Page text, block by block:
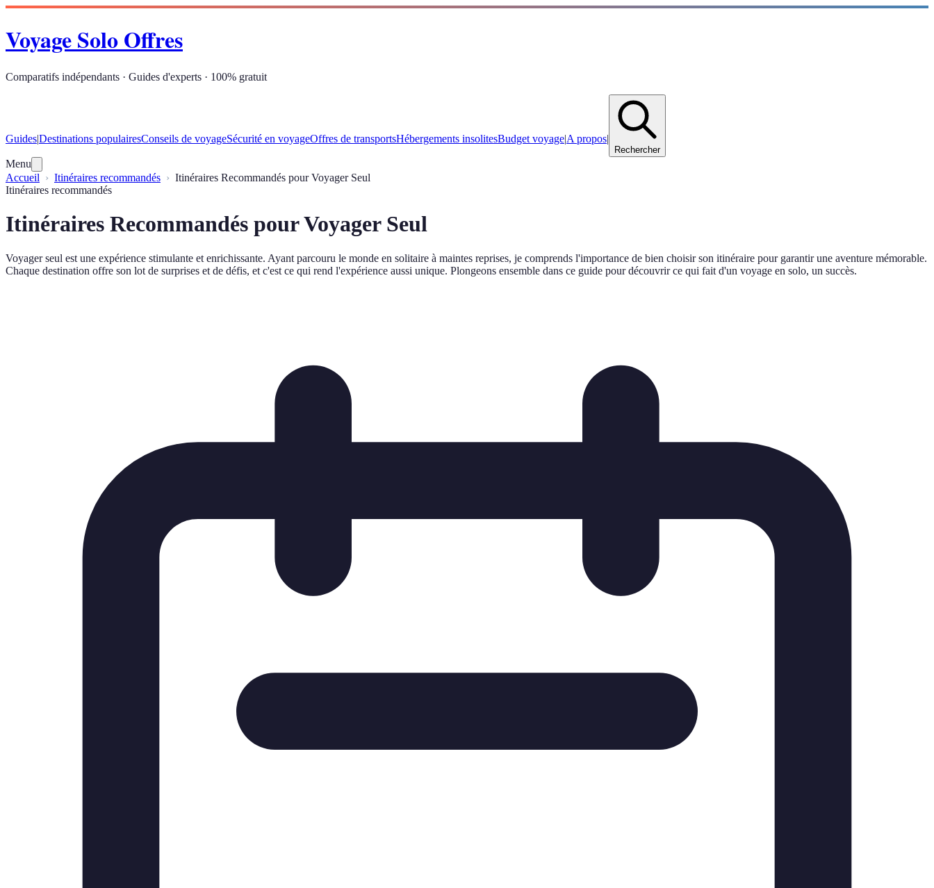
Voyage Solo Offres
Comparatifs indépendants · Guides d'experts · 100% gratuit
Guides|Destinations populairesConseils de voyageSécurité en voyageOffres de transportsHébergements insolitesBudget voyage|A propos|
Rechercher
Menu
Accueil
Itinéraires recommandés
Itinéraires Recommandés pour Voyager Seul
Itinéraires recommandés
Itinéraires Recommandés pour Voyager Seul
Voyager seul est une expérience stimulante et enrichissante. Ayant parcouru le monde en solitaire à maintes reprises, je comprends l'importance de bien choisir son itinéraire pour garantir une aventure mémorable.
Chaque destination offre son lot de surprises et de défis, et c'est ce qui rend l'expérience aussi unique. Plongeons ensemble dans ce guide pour découvrir ce qui fait d'un voyage en solo, un succès.